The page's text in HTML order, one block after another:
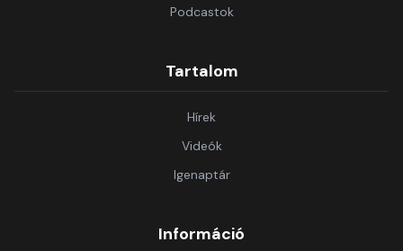
Podcastok
Tartalom
Hírek
Videók
Igenaptár
Információ